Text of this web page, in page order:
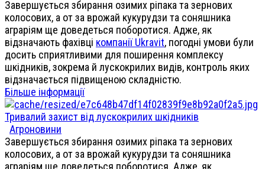
Завершується збирання озимих ріпака та зернових
колосових, а от за врожай кукурудзи та соняшника
аграріям ще доведеться поборотися. Адже, як
відзначають фахівці компанії Ukravit, погодні умови були
досить сприятливими для поширення комплексу
шкідників, зокрема й лускокрилих видів, контроль яких
відзначається підвищеною складністю.
Більше інформації
Тривалий захист від лускокрилих шкідників
Агроновини
Завершується збирання озимих ріпака та зернових
колосових, а от за врожай кукурудзи та соняшника
аграріям ще доведеться поборотися. Адже, як